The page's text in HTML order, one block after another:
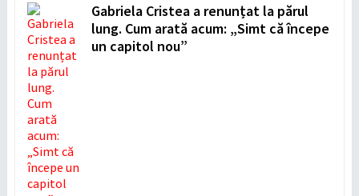
Gabriela Cristea a renunțat la părul
lung. Cum arată acum: „Simt că începe
un capitol nou”